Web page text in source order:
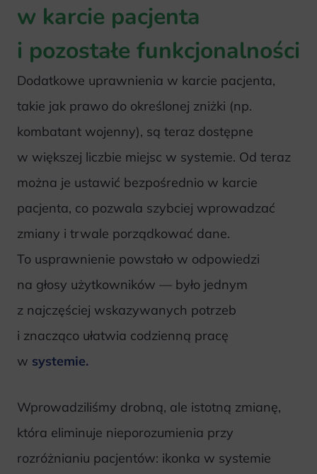
w karcie pacjenta
i pozostałe funkcjonalności
Dodatkowe uprawnienia w karcie pacjenta,
takie jak prawo do określonej zniżki (np.
kombatant wojenny), są teraz dostępne
w większej liczbie miejsc w systemie. Od teraz
można je ustawić bezpośrednio w karcie
pacjenta, co pozwala szybciej wprowadzać
zmiany i trwale porządkować dane.
To usprawnienie powstało w odpowiedzi
na głosy użytkowników — było jednym
z najczęściej wskazywanych potrzeb
i znacząco ułatwia codzienną pracę
w systemie.
Wprowadziliśmy drobną, ale istotną zmianę,
która eliminuje nieporozumienia przy
rozróżnianiu pacjentów: ikonka w systemie